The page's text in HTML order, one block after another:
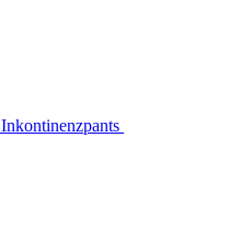
Inkontinenzpants